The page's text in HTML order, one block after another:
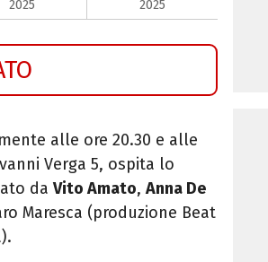
2025 2025
alle ore 20.30 e alle
Verga 5, ospita lo
da Vito Amato, Anna De
Maresca (produzione Beat